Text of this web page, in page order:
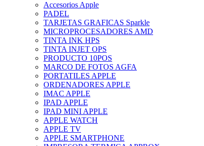
Accesorios Apple
PADEL
TARJETAS GRAFICAS Sparkle
MICROPROCESADORES AMD
TINTA INK HPS
TINTA INJET OPS
PRODUCTO 10POS
MARCO DE FOTOS AGFA
PORTATILES APPLE
ORDENADORES APPLE
IMAC APPLE
IPAD APPLE
IPAD MINI APPLE
APPLE WATCH
APPLE TV
APPLE SMARTPHONE